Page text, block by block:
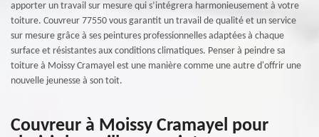
apporter un travail sur mesure qui s’intégrera harmonieusement à votre
toiture. Couvreur 77550 vous garantit un travail de qualité et un service
sur mesure grâce à ses peintures professionnelles adaptées à chaque
surface et résistantes aux conditions climatiques. Penser à peindre sa
toiture à Moissy Cramayel est une manière comme une autre d'offrir une
nouvelle jeunesse à son toit.
Couvreur à Moissy Cramayel pour